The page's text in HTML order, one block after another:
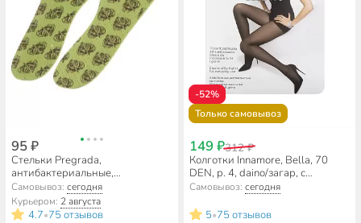
95 ₽
Стельки Pregrada,
антибактериальные,
всесезонные, латекс, плоские,
размер 36-46, GL-003
Самовывоз:сегодня
Курьером: 2 августа
4.7•75 отзывов
-52%
Только самовывоз
149 ₽312 ₽
Колготки Innamore, Bella, 70
DEN, р. 4, daino/загар, с
шортиками и прозрачным
Самовывоз: сегодня
5•75 отзывов